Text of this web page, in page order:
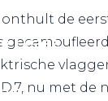
Lease
de
nu met de